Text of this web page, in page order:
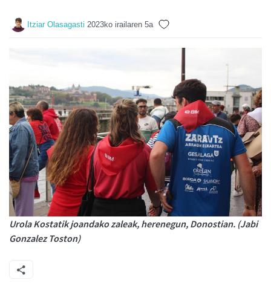
Itziar Olasagasti 2023ko irailaren 5a
Urola Kostatik joandako zaleak, herenegun, Donostian. (Jabi
Gonzalez Toston)